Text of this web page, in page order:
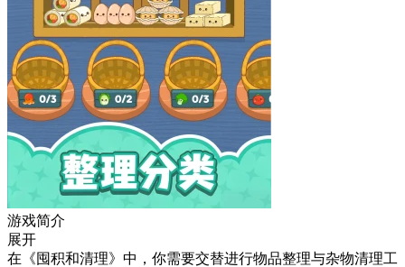
游戏简介
展开
在《囤积和清理》中，你需要交替进行物品整理与杂物清理工